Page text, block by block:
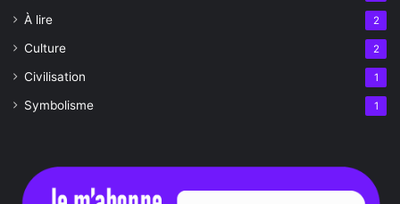
À lire 2
Culture 2
Civilisation 1
Symbolisme 1